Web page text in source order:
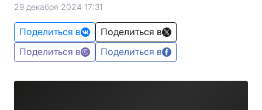
29 декабря 2024 17:31
Поделиться в
Поделиться в
Поделиться в
Поделиться в